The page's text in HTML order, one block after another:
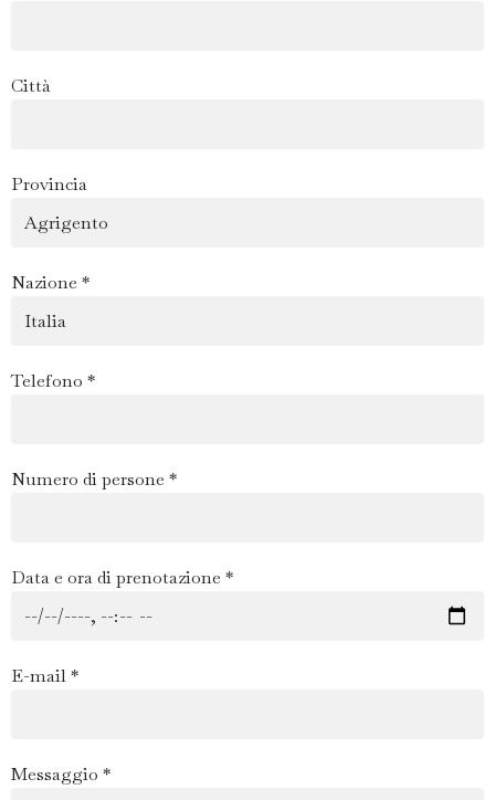
Città
Provincia
Nazione *
Telefono *
Numero di persone *
Data e ora di prenotazione *
E-mail *
Messaggio *